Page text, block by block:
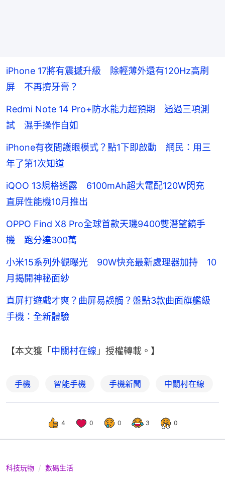
iPhone 17將有震撼升級 除輕薄外還有120Hz高刷
屏 不再擠牙膏？
Redmi Note 14 Pro+防水能力超預期 通過三項測
試 濕手操作自如
iPhone有夜間護眼模式？點1下即啟動 網民：用三
年了第1次知道
iQOO 13規格透露 6100mAh超大電配120W閃充
直屏性能機10月推出
OPPO Find X8 Pro全球首款天璣9400雙潛望鏡手
機 跑分達300萬
小米15系列外觀曝光 90W快充最新處理器加持 10
月揭開神秘面紗
直屏打遊戲才爽？曲屏易誤觸？盤點3款曲面旗艦級
手機：全新體驗
【本文獲「 中關村在線 」授權轉載。】
手機 智能手機 手機新聞 中關村在線
4 0 0 3 0
科技玩物 數碼生活